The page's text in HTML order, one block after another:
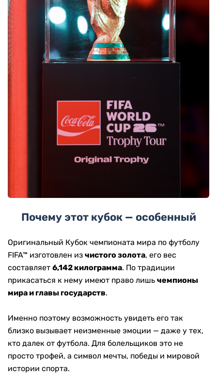
Почему этот кубок — особенный
Оригинальный Кубок чемпионата мира по футболу
FIFA™ изготовлен из чистого золота, его вес
составляет 6,142 килограмма. По традиции
прикасаться к нему имеют право лишь чемпионы
мира и главы государств.
Именно поэтому возможность увидеть его так
близко вызывает неизменные эмоции — даже у тех,
кто далек от футбола. Для болельщиков это не
просто трофей, а символ мечты, победы и мировой
истории спорта.